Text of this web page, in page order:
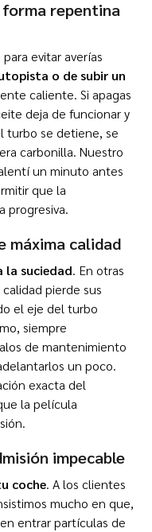
repentina
evitar averías
o de subir un
caliente. Si apagas
deja de funcionar y
turbo se detiene, se
carbonilla. Nuestro
un minuto antes
que la
progresiva.
máxima calidad
la suciedad. En otras
pierde sus
el eje del turbo
siempre
de mantenimiento
un poco.
exacta del
la película
impecable
coche. A los clientes
mucho en que,
entrar partículas de